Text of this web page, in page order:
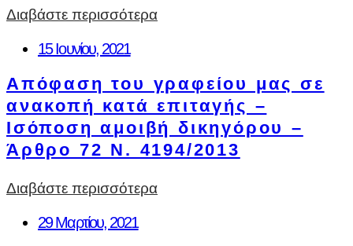
Διαβάστε περισσότερα
15 Ιουνίου, 2021
Απόφαση του γραφείου μας σε
ανακοπή κατά επιταγής –
Ισόποση αμοιβή δικηγόρου –
Άρθρο 72 Ν. 4194/2013
Διαβάστε περισσότερα
29 Μαρτίου, 2021